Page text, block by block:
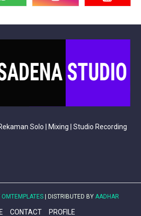
Solo | Mixing | Studio Recording
OMTEMPLATES | DISTRIBUTED BY AADHAR
CONTACT PROFILE